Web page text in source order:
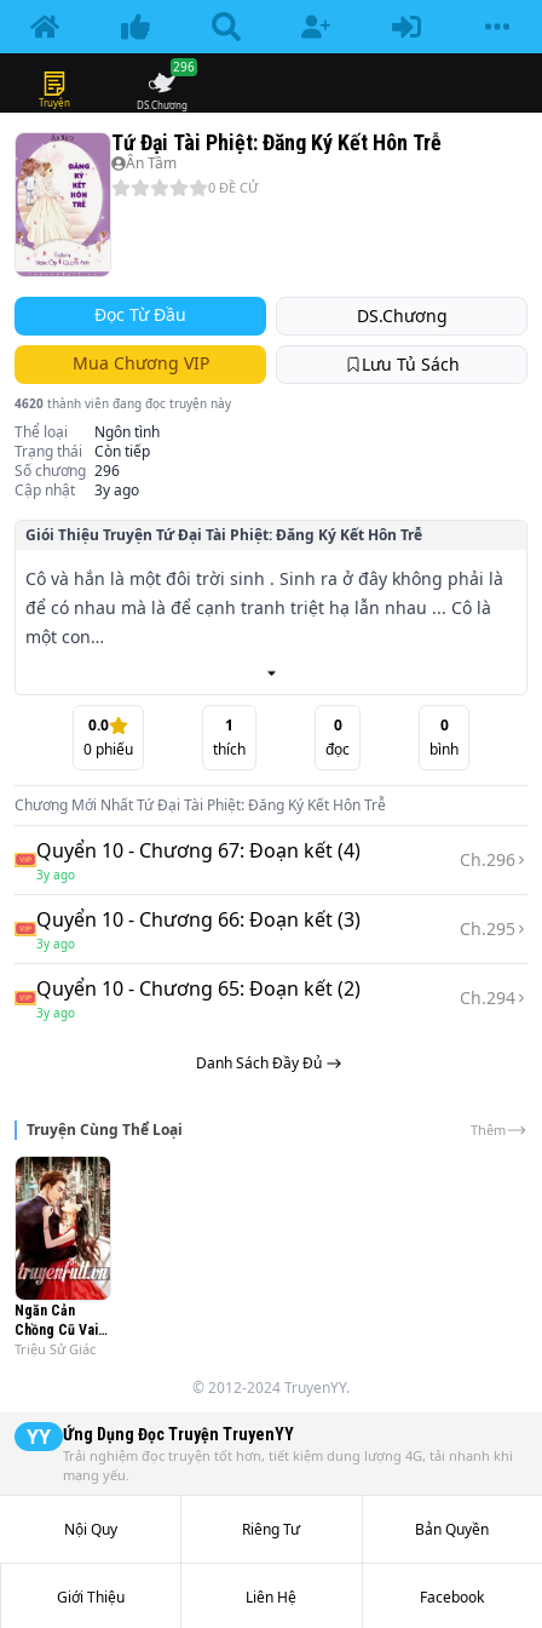
Truyện DS.Chương
296
Tứ Đại Tài Phiệt: Đăng Ký Kết Hôn Trễ
Ân Tầm
0 ĐỀ CỬ
Đọc Từ Đầu DS.Chương
Mua Chương VIP Lưu Tủ Sách
4620 thành viên đang đọc truyện này
Thể loại
Ngôn tình
Trạng thái
Còn tiếp
Số chương 296
Cập nhật
3y ago
Giói Thiệu Truyện Tứ Đại Tài Phiệt: Đăng Ký Kết Hôn Trễ
Cô và hắn là một đôi trời sinh . Sinh ra ở đây không phải là
để có nhau mà là để cạnh tranh triệt hạ lẫn nhau ... Cô là
một con
người nghệ thuật , các tác phẩm nghệ thuật của cô cũng
không khá tệ , còn anh cũng như cô.
Tuy anh cũng theo nghệ thuật nhưng lúc nào cũng chê cô ,
bảo cô không có mắt thẩm mỹ . Từ lúc còn là sinh viên thì
họ đã là kẻ thù
của nhau rồi !!! Bây giờ gặp lại thì cứ như là kẻ thù truyện
kiếp gặp lại .
Anh liên tiếp phá hoại những tác phẩm của cô , hành hạ cô
từ thể xác đến tinh thần ... Đừng tưởng con gái như cô lại
sợ một tên
như hắn . Cuộc đối đầu cam go này sẽ kết thúc ra sao ??
0.0
0 phiếu
1
thích
0
đọc
0
bình
Chương Mới NhấtTứ Đại Tài Phiệt: Đăng Ký Kết Hôn Trễ
Quyển 10 - Chương 67: Đoạn kết (4)
3y ago
Ch.296
Quyển 10 - Chương 66: Đoạn kết (3)
3y ago
Ch.295
Quyển 10 - Chương 65: Đoạn kết (2)
3y ago
Ch.294
Danh Sách Đầy Đủ
Truyện Cùng Thể Loại Thêm
Ngăn Cản
Chồng Cũ Vai
Phản Diện Hắc
Triệu Sử Giác
© 2012-2024 TruyenYY.
YY Ứng Dụng Đọc Truyện TruyenYY
Trải nghiệm đọc truyện tốt hơn, tiết kiệm dung lượng 4G, tải nhanh khi
mạng yếu.
Nội Quy Riêng Tư Bản Quyền
Giới Thiệu Liên Hệ Facebook